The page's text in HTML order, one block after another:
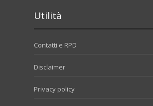
Utilità
Contatti e RPD
Disclaimer
Privacy policy